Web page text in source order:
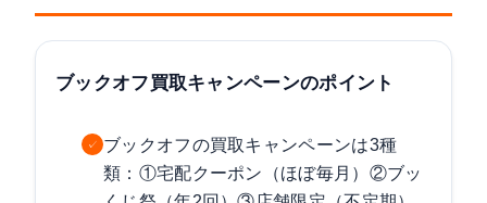
ブックオフ買取キャンペーンのポイント
✓
ブックオフの買取キャンペーンは3種
類：①宅配クーポン（ほぼ毎月）②ブッ